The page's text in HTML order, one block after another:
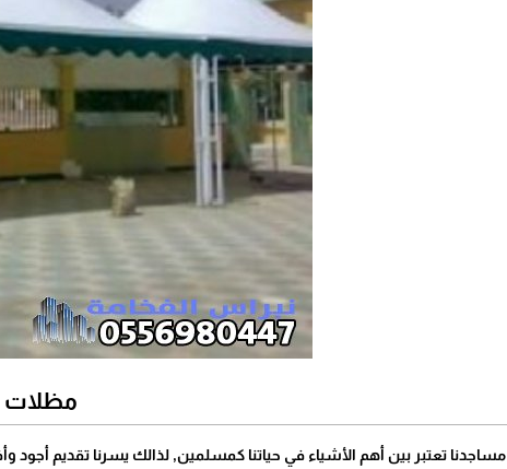
مظلات
مساجدنا تعتبر بين أهم الأشياء في حياتنا كمسلمين, لذالك يسرنا تقديم